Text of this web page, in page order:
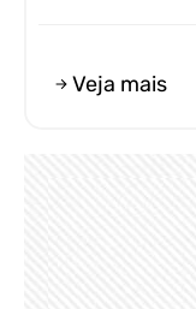
Veja mais